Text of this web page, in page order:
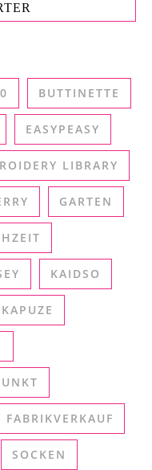
BUTTINETTE
EASYPEASY
LIBRARY
GARTEN
KAIDSO
KAPUZE
FABRIKVERKAUF
SOCKEN